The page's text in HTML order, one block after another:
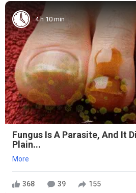
4 h 10 min
Fungus Is A Parasite, And It
Plain...
More
368 39 155